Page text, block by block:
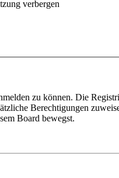
verbergen
zu können. Die
Berechtigungen
Board bewegst.